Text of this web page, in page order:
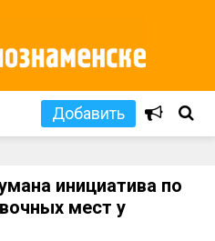
Добавить
инициатива по
мест у